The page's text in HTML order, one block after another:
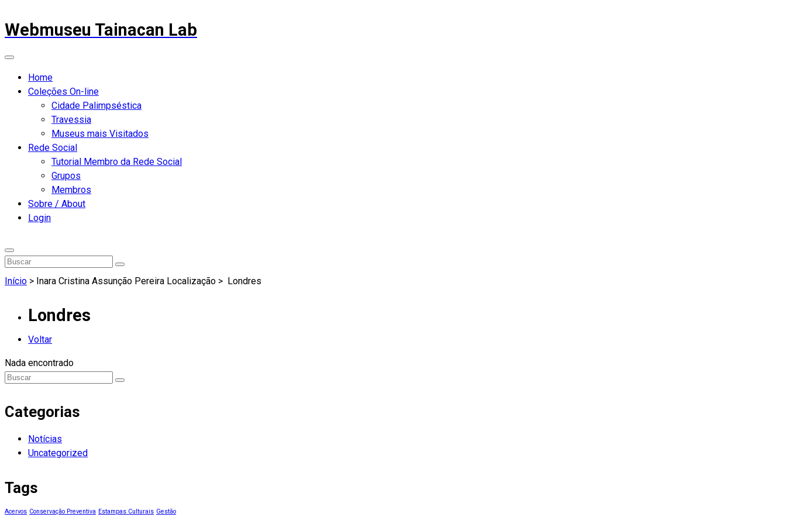
Webmuseu Tainacan Lab
Home
Coleções On-line
Cidade Palimpséstica
Travessia
Museus mais Visitados
Rede Social
Tutorial Membro da Rede Social
Grupos
Membros
Sobre / About
Login
Início > Inara Cristina Assunção Pereira Localização > Londres
Londres
Voltar
Nada encontrado
Categorias
Notícias
Uncategorized
Tags
Acervos Conservação Preventiva Estampas Culturais Gestão